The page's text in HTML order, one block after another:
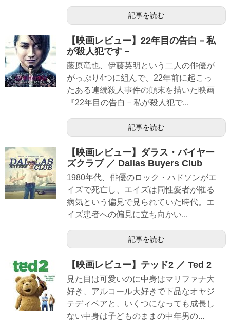
記事を読む
【映画レビュー】22年目の告白－私
が殺人犯です－
藤原竜也、伊藤英明という二人の俳優が
がっぷり4つに組んで、22年前に起こっ
たある連続殺人事件の顛末を描いた映画
『22年目の告白－私が殺人犯で...
記事を読む
【映画レビュー】ダラス・バイヤー
ズクラブ ／ Dallas Buyers Club
1980年代、俳優のロック・ハドソンがエ
イズで死亡し、エイズは同性愛者が罹る
病気という偏見で見られていた時代。エ
イズ患者への偏見に立ち向かい...
記事を読む
【映画レビュー】テッド2 ／ Ted 2
見た目は可愛いのに中身はマリファナ大
好き、アルコール大好きで下品なオヤジ
テディベアと、いくつになっても成長し
ない中身は子どものままの中年男の...